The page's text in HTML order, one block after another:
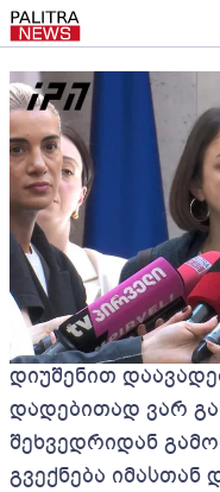
დიუშენით
დადებითად ვარ
შეხვედრიდან
გვექნება